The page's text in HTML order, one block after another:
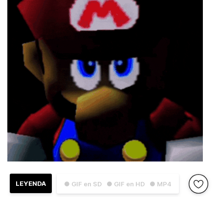
● GIF en SD ● GIF en HD ● MP4
LEYENDA